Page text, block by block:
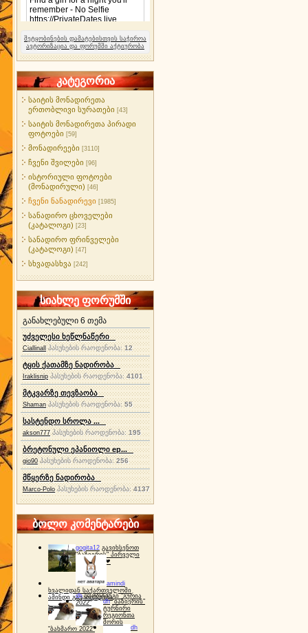
შეტყობინების დამატებისთვის საჭიროა
ავტორიზაცია და ფორუმში აქტიურობა
კატეგორია
საიტის მონადირეთა
ერთობლივი სურათები [43]
საიტის მონადირეთა პირადი
ფოტოები [59]
მონადირეები [3110]
ჩვენი შვილები [96]
ისტორიული ფოტოები
(მონადირული) [46]
ჩვენი ნანადირევი [1985]
სანადირო ცხოველები
(კატალოგი) [23]
სანადირო ფრინველები
(კატალოგი) [47]
სხვადასხვა [242]
სიახლე ფორუმში
განახლებული 6 თემა
უძველესი ხეწლნაწერი
Ciallinall პასუხების რაოდენობა:12
ტყის ქათამზე ნადირობა
Iraklisnip პასუხების რაოდენობა: 4101
მტკვარზე თევზაობა
Shaman პასუხების რაოდენობა:55
სასტენდო სროლა ...
akson777 პასუხების რაოდენობა:195
ბრეტონული ეპანიოლი ep...
gio90 პასუხების რაოდენობა:256
მწყერზე ნადირობა
Marco-Polo პასუხების რაოდენობა:4137
ბოლო კომენტარები
gogita12 გავიხსენოთ
"ბაზიერის" პირველი
ტურნირი ❤
amindi
ხვალიდან საქართველოში
ამინდი გაუარესდება
dh სპორტინგი "გურია
2022"
dh "ბაზიერის"
ტურნირი
რეგიონთა
შორის
"ბახმარო 2022"
dh